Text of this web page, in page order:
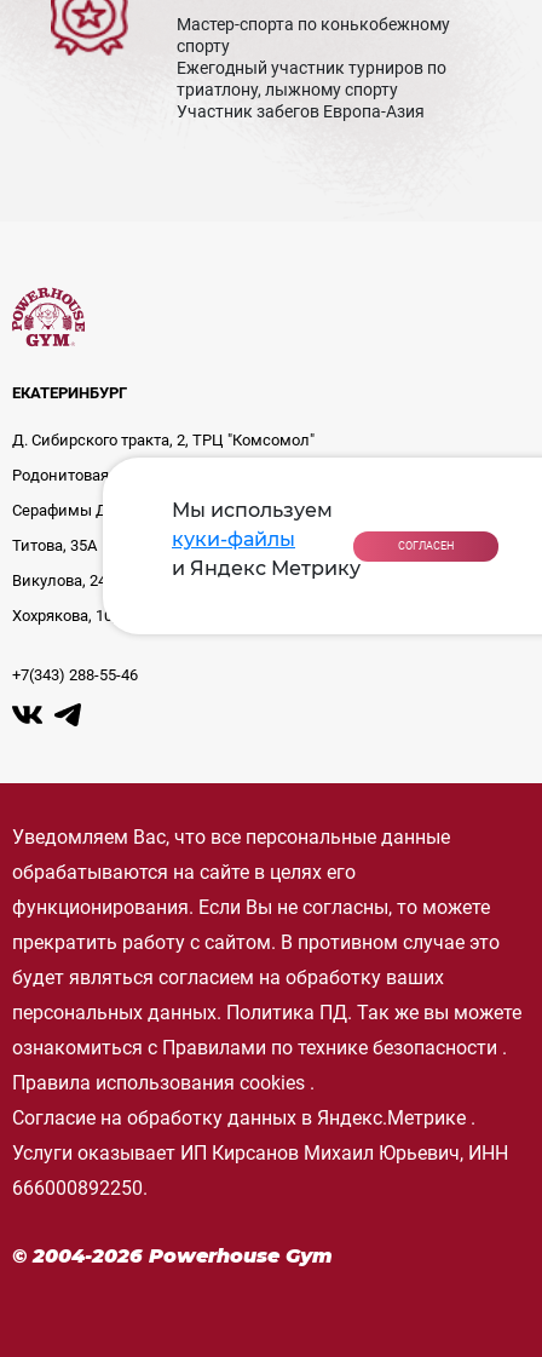
Мастер-спорта по конькобежному
спорту
Ежегодный участник турниров по
триатлону, лыжному спорту
Участник забегов Европа-Азия
Мы используем
куки-файлы
и Яндекс Метрику
СОГЛАСЕН
ЕКАТЕРИНБУРГ
Д. Сибирского тракта, 2, ТРЦ "Комсомол"
Родонитовая, 29
Серафимы Дерябиной, 24
Титова, 35А
Викулова, 24
Хохрякова, 10, БЦ "Палладиум"
+7(343) 288-55-46
Уведомляем Вас, что все персональные данные
обрабатываются на сайте в целях его
функционирования. Если Вы не согласны, то можете
прекратить работу с сайтом. В противном случае это
будет являться согласием на обработку ваших
персональных данных. Политика ПД. Так же вы можете
ознакомиться с Правилами по технике безопасности .
Правила использования cookies .
Согласие на обработку данных в Яндекс.Метрике .
Услуги оказывает ИП Кирсанов Михаил Юрьевич, ИНН
666000892250.
© 2004-2026 Powerhouse Gym